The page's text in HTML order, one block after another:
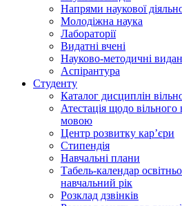
Напрями наукової
Молодіжна наука
Лабораторії
Видатні вчені
Науково-методичні
Аспірантура
Студенту
Каталог дисциплін
Атестація щодо
мовою
Центр розвитку кар’єри
Стипендія
Навчальні плани
Табель-календар
навчальний рік
Розклад дзвінків